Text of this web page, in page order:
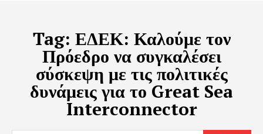
Tag: ΕΔΕΚ: Καλούμε τον
Πρόεδρο να συγκαλέσει
σύσκεψη με τις πολιτικές
δυνάμεις για το Great Sea
Interconnector